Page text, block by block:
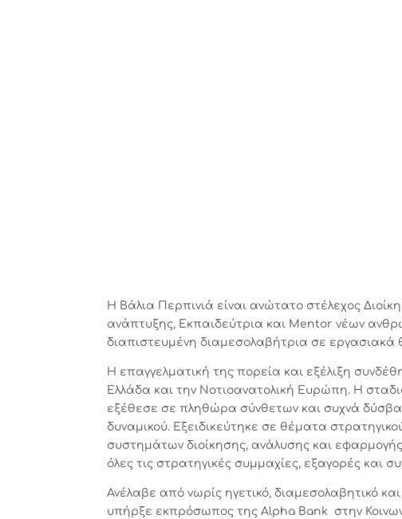
H Βάλια Περπινιά είναι ανώτατο στέλεχος
ανάπτυξης, Εκπαιδεύτρια και Mentor νέων
διαπιστευμένη διαμεσολαβήτρια σε εργασιακά
Η επαγγελματική της πορεία και εξέλιξη
Ελλάδα και την Νοτιοανατολική Ευρώπη. Η
εξέθεσε σε πληθώρα σύνθετων και συχνά
δυναμικού. Εξειδικεύτηκε σε θέματα
συστημάτων διοίκησης, ανάλυσης και
όλες τις στρατηγικές συμμαχίες, εξαγορές και
Ανέλαβε από νωρίς ηγετικό, διαμεσολαβητικό
υπήρξε εκπρόσωπος της Alpha Bank στην